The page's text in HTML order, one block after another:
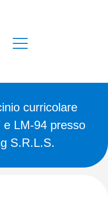
curricolare
LM-94 presso
S.R.L.S.